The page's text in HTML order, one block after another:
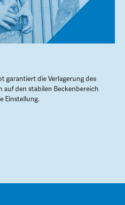
garantiert die Verlagerung des
den stabilen Beckenbereich
Einstellung.